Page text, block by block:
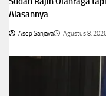
Alasannya
Asep Sanjaya Agustus 8,